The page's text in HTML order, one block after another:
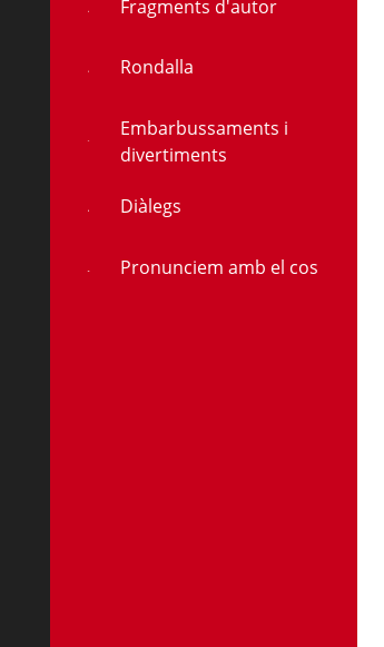
Fragments d'autor
Rondalla
Embarbussaments i
divertiments
Diàlegs
Pronunciem amb el cos